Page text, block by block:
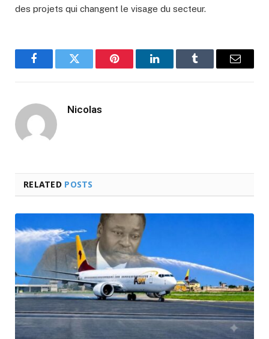
des projets qui changent le visage du secteur.
FacebookTwitter Pinterest LinkedInTumblr Email
Nicolas
RELATED POSTS